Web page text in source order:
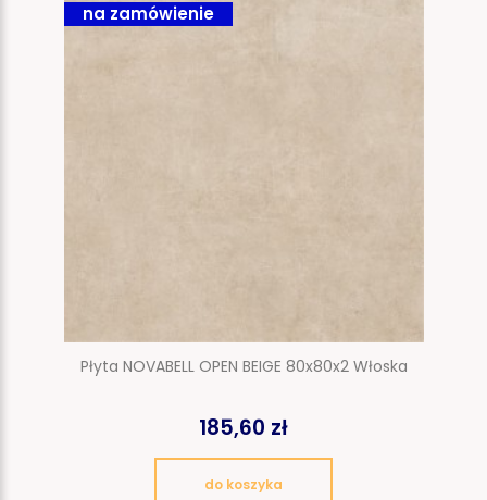
Płyta NOVABELL OPEN BEIGE 80x80x2 Włoska
185,60 zł
do koszyka
na zamówienie